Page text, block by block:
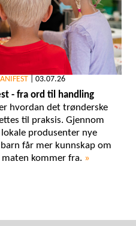
03.07.26
- fra ord til handling
hvordan det trønderske
til praksis. Gjennom
produsenter nye
får mer kunnskap om
kommer fra. »